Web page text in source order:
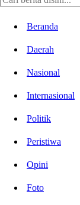
Beranda
Daerah
Nasional
Internasional
Politik
Peristiwa
Opini
Foto